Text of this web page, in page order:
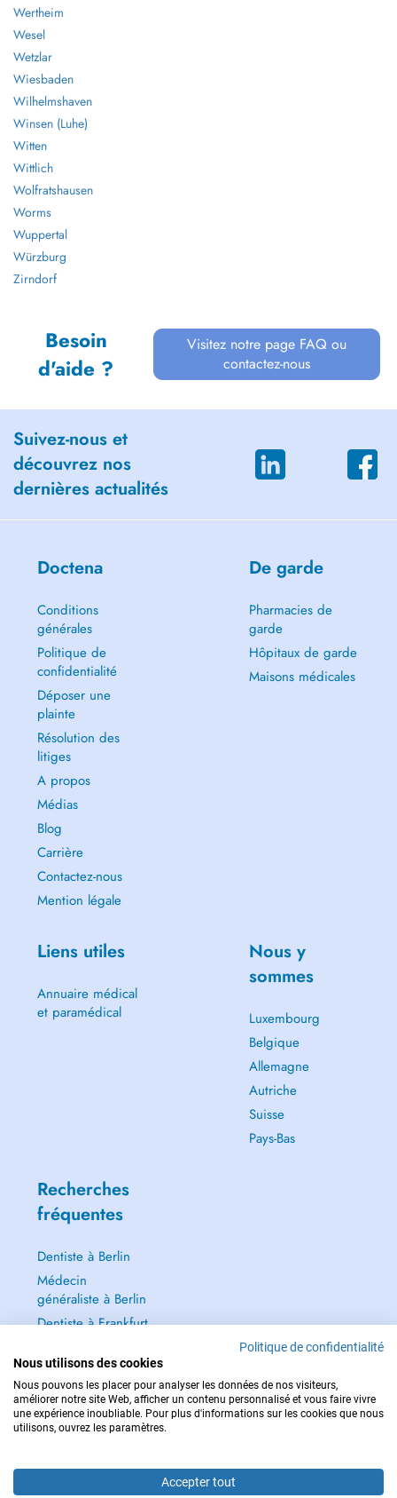
Wertheim
Wesel
Wetzlar
Wiesbaden
Wilhelmshaven
Winsen (Luhe)
Witten
Wittlich
Wolfratshausen
Worms
Wuppertal
Würzburg
Zirndorf
Besoin
d'aide ?
Visitez notre page FAQ ou
contactez-nous
Suivez-nous et
découvrez nos
dernières actualités
Doctena
Conditions
générales
Politique de
confidentialité
Déposer une
plainte
Résolution des
litiges
A propos
Médias
Blog
Carrière
Contactez-nous
Mention légale
De garde
Pharmacies de
garde
Hôpitaux de garde
Maisons médicales
Liens utiles
Annuaire médical
et paramédical
Nous y
sommes
Luxembourg
Belgique
Allemagne
Autriche
Suisse
Pays-Bas
Recherches
fréquentes
Dentiste à Berlin
Médecin
généraliste à Berlin
Dentiste à Frankfurt
Frankfurt
Tout voir →
POUR LES URGENCES, CONSULTEZ : 112
Politique de confidentialité
Nous utilisons des cookies
Nous pouvons les placer pour analyser les données de nos visiteurs,
améliorer notre site Web, afficher un contenu personnalisé et vous faire vivre
une expérience inoubliable. Pour plus d'informations sur les cookies que nous
utilisons, ouvrez les paramètres.
Accepter tout